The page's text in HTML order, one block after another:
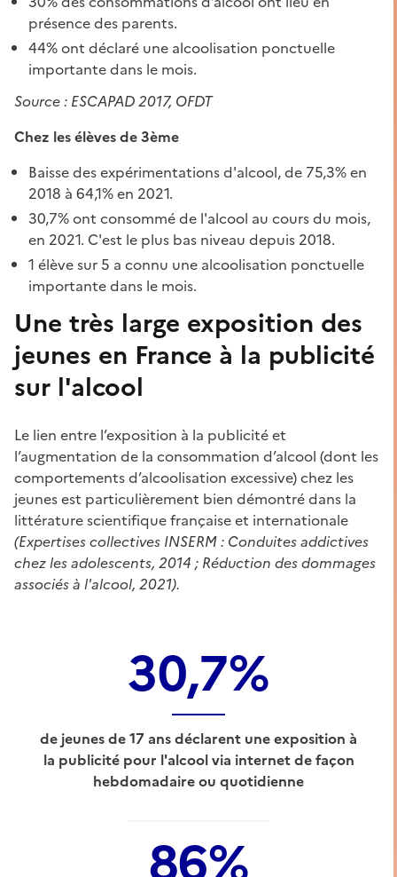
présence des parents.
44% ont déclaré une alcoolisation ponctuelle
importante dans le mois.
Source : ESCAPAD 2017, OFDT
Chez les élèves de 3ème
Baisse des expérimentations d'alcool, de 75,3% en
2018 à 64,1% en 2021.
30,7% ont consommé de l'alcool au cours du mois,
en 2021. C'est le plus bas niveau depuis 2018.
1 élève sur 5 a connu une alcoolisation ponctuelle
importante dans le mois.
Une très large exposition des
jeunes en France à la publicité
sur l'alcool
Le lien entre l’exposition à la publicité et
l’augmentation de la consommation d’alcool (dont les
comportements d’alcoolisation excessive) chez les
jeunes est particulièrement bien démontré dans la
littérature scientifique française et internationale
(Expertises collectives INSERM : Conduites addictives
chez les adolescents, 2014 ; Réduction des dommages
associés à l'alcool, 2021).
30,7%
de jeunes de 17 ans déclarent une exposition à
la publicité pour l'alcool via internet de façon
hebdomadaire ou quotidienne